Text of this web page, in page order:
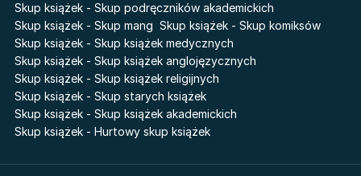
Skup książek - Skup podręczników akademickich
Skup książek - Skup mang Skup książek - Skup komiksów
Skup książek - Skup książek medycznych
Skup książek - Skup książek anglojęzycznych
Skup książek - Skup książek religijnych
Skup książek - Skup starych książek
Skup książek - Skup książek akademickich
Skup książek - Hurtowy skup książek